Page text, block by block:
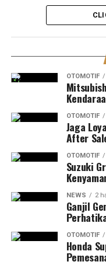
OTOMOTIF
OTOMOTIF
Jaga
After
OTOMOTIF
Suzuki
NEWS 2
Ganjil
OTOMOTIF
Honda